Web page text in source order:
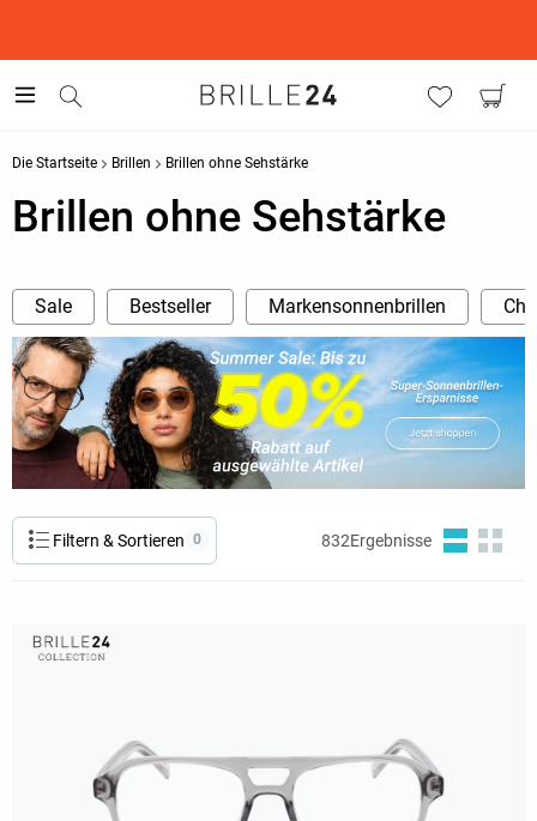
Die Startseite Brillen Brillen ohne Sehstärke
Brillen ohne Sehstärke
Sale Bestseller Markensonnenbrillen
Filtern & Sortieren 0 832Ergebnisse